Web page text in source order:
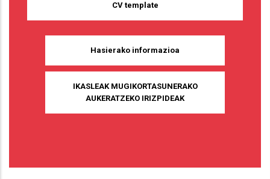
CV template
Hasierako informazioa
IKASLEAK MUGIKORTASUNERAKO
AUKERATZEKO IRIZPIDEAK